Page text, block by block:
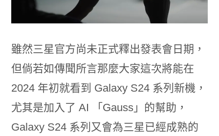
雖然三星官方尚未正式釋出發表會日期，
但倘若如傳聞所言那麼大家這次將能在
2024 年初就看到 Galaxy S24 系列新機，
尤其是加入了 AI 「Gauss」的幫助，
Galaxy S24 系列又會為三星已經成熟的